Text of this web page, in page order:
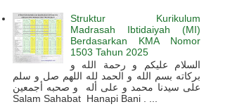
Struktur Kurikulum
Madrasah Ibtidaiyah (MI)
Berdasarkan KMA Nomor
1503 Tahun 2025
السلام عليكم و رحمة الله و
بركاته بسم الله و الحمد لله اللهم صل و سلم
على سيدنا محمد و على أله و صحبه أجمعين
Salam Sahabat Hanapi Bani . ...